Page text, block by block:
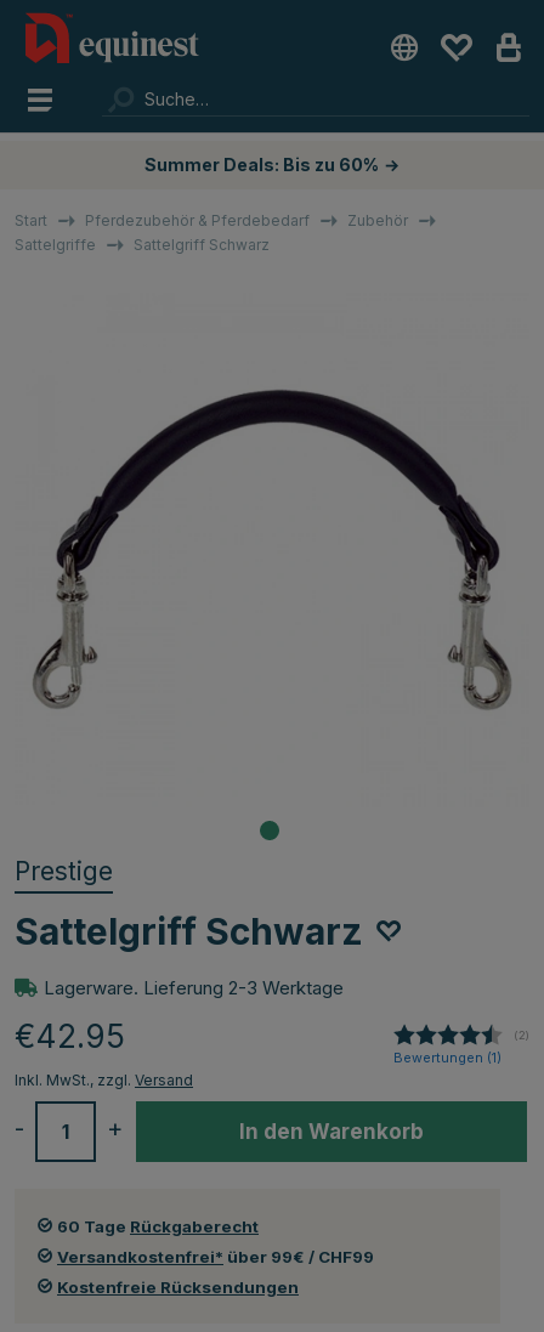
Summer Deals: Bis zu 60% →
Start Pferdezubehör & Pferdebedarf
Zubehör
Sattelgriffe
Sattelgriff Schwarz
Prestige
Sattelgriff Schwarz
Lagerware. Lieferung 2-3 Werktage
€42.95 (2)
Bewertungen (1)
Inkl. MwSt., zzgl. Versand
+
- In den Warenkorb
60 Tage Rückgaberecht
Versandkostenfrei* über 99€ / CHF99
Kostenfreie Rücksendungen